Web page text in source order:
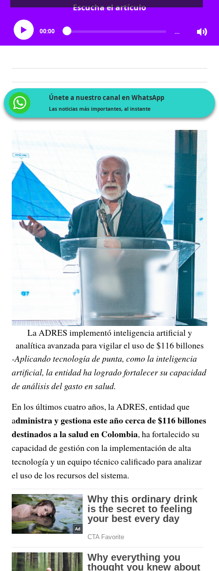
Escucha el artículo
00:00 …
Únete a nuestro canal en WhatsApp
Las noticias más importantes, al instante
La ADRES implementó inteligencia artificial y
analítica avanzada para vigilar el uso de $116 billones
-Aplicando tecnología de punta, como la inteligencia
artificial, la entidad ha logrado fortalecer su capacidad
de análisis del gasto en salud.
En los últimos cuatro años, la ADRES, entidad que
administra y gestiona este año cerca de $116 billones
destinados a la salud en Colombia, ha fortalecido su
capacidad de gestión con la implementación de alta
tecnología y un equipo técnico calificado para analizar
el uso de los recursos del sistema.